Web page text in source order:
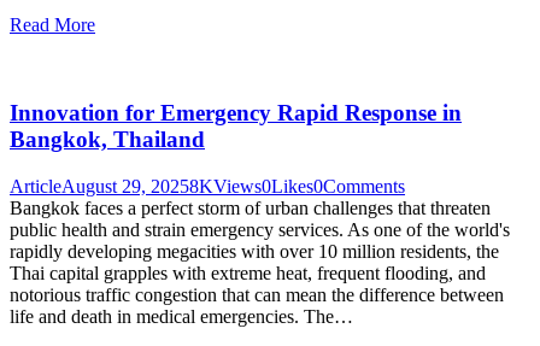
Read More
Innovation for Emergency Rapid Response in
Bangkok, Thailand
ArticleAugust 29, 20258KViews0Likes0Comments
Bangkok faces a perfect storm of urban challenges that threaten
public health and strain emergency services. As one of the world's
rapidly developing megacities with over 10 million residents, the
Thai capital grapples with extreme heat, frequent flooding, and
notorious traffic congestion that can mean the difference between
life and death in medical emergencies. The…